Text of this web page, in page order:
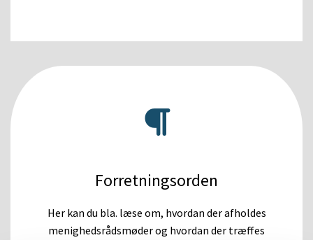
Forretningsorden
Her kan du bla. læse om, hvordan der afholdes
menighedsrådsmøder og hvordan der træffes